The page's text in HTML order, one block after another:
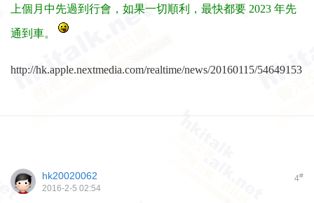
上個月中先過到行會，如果一切順利，最快都要 2023 年先
通到車。
http://hk.apple.nextmedia.com/realtime/news/20160115/54649153
4#
hk20020062
2016-2-5 02:54